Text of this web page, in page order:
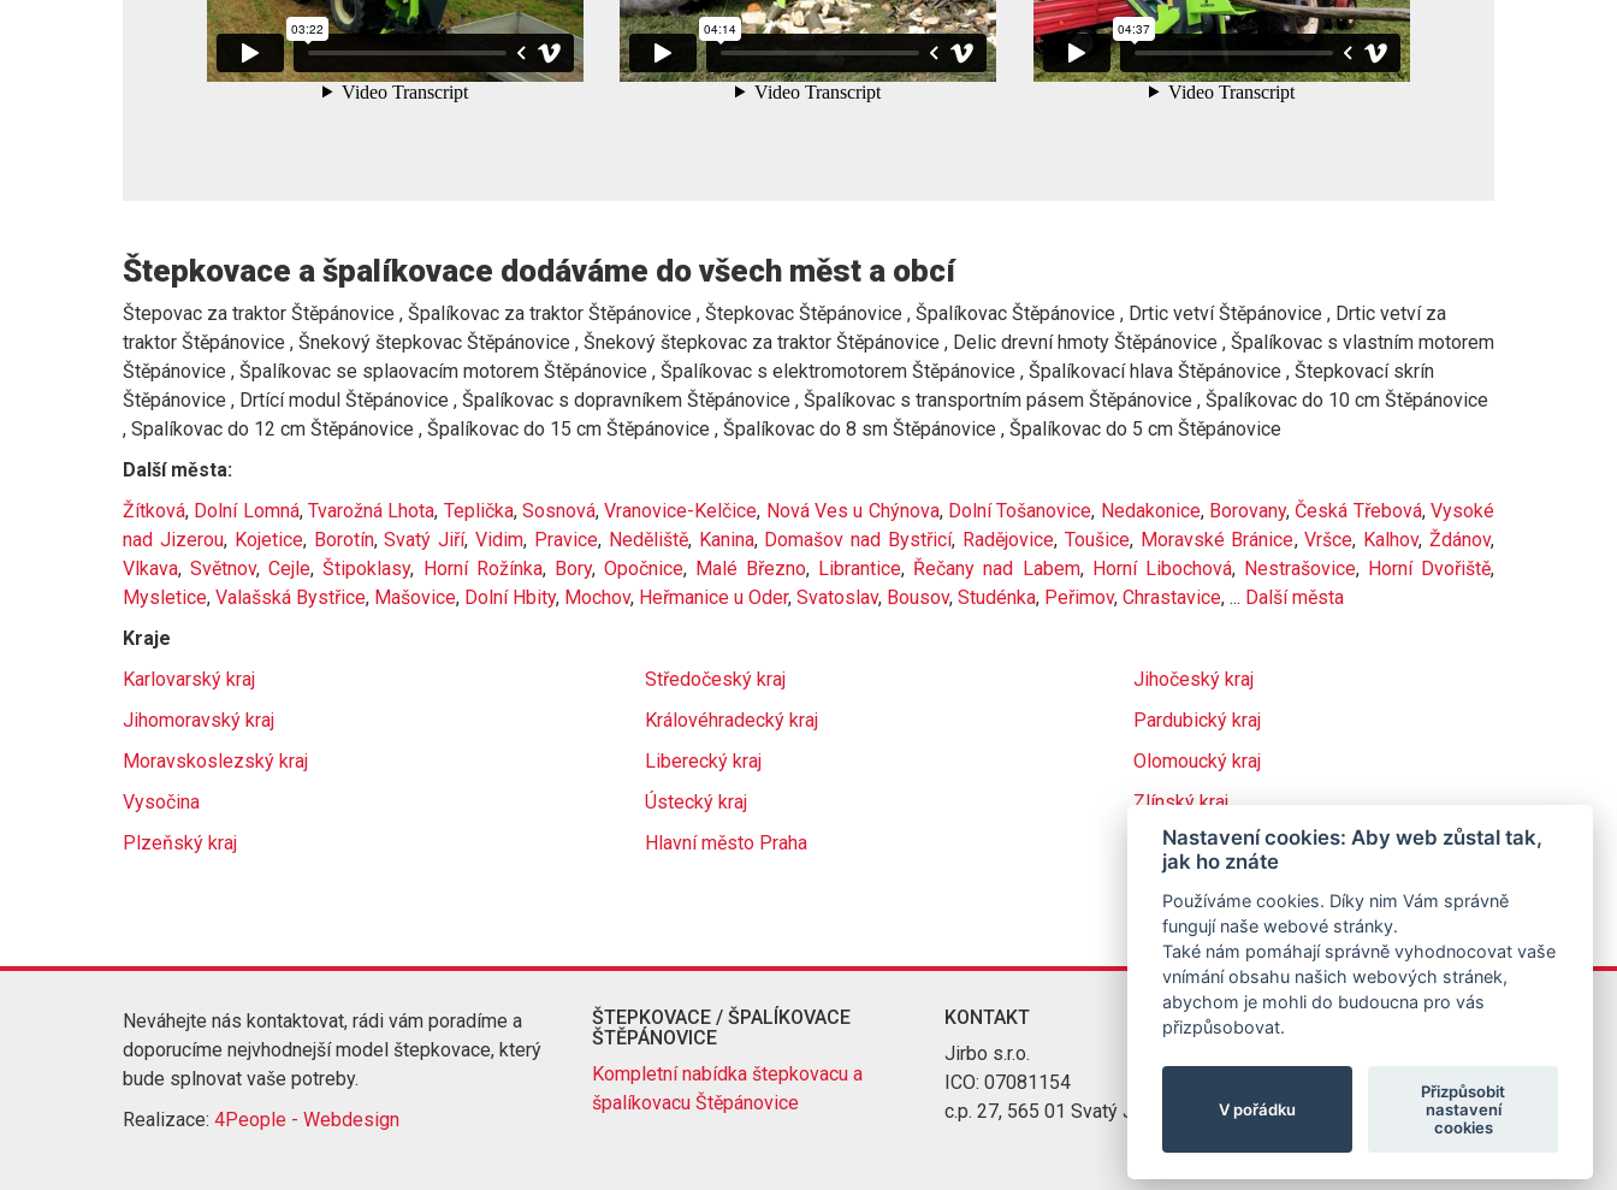
Štepkovace a špalíkovace dodáváme do všech měst a obcí
Štepovac za traktor Štěpánovice , Špalíkovac za traktor Štěpánovice , Štepkovac Štěpánovice , Špalíkovac Štěpánovice , Drtic vetví Štěpánovice , Drtic vetví za
traktor Štěpánovice , Šnekový štepkovac Štěpánovice , Šnekový štepkovac za traktor Štěpánovice , Delic drevní hmoty Štěpánovice , Špalíkovac s vlastním motorem
Štěpánovice , Špalíkovac se splaovacím motorem Štěpánovice , Špalíkovac s elektromotorem Štěpánovice , Špalíkovací hlava Štěpánovice , Štepkovací skrín
Štěpánovice , Drtící modul Štěpánovice , Špalíkovac s dopravníkem Štěpánovice , Špalíkovac s transportním pásem Štěpánovice , Špalíkovac do 10 cm Štěpánovice
, Spalíkovac do 12 cm Štěpánovice , Špalíkovac do 15 cm Štěpánovice , Špalíkovac do 8 sm Štěpánovice , Špalíkovac do 5 cm Štěpánovice
Další města:
Žítková, Dolní Lomná,Tvarožná Lhota, Teplička,Sosnová,Vranovice-Kelčice, Nová Ves u Chýnova, Dolní Tošanovice, Nedakonice, Borovany, Česká Třebová,Vysoké
nad Jizerou, Kojetice, Borotín,Svatý Jiří,Vidim, Pravice, Neděliště, Kanina, Domašov nad Bystřicí, Radějovice, Toušice, Moravské Bránice,Vršce, Kalhov,Ždánov,
Vlkava,Světnov,Cejle,Štipoklasy, Horní Rožínka, Bory, Opočnice, Malé Březno, Librantice, Řečany nad Labem, Horní Libochová, Nestrašovice, Horní Dvořiště,
Mysletice, Valašská Bystřice, Mašovice, Dolní Hbity, Mochov, Heřmanice u Oder, Svatoslav, Bousov, Studénka, Peřimov, Chrastavice, ... Další města
Kraje
Karlovarský kraj
Středočeský kraj
Jihočeský kraj
Jihomoravský kraj
Královéhradecký kraj
Pardubický kraj
Moravskoslezský kraj
Liberecký kraj
Olomoucký kraj
Vysočina
Ústecký kraj
Zlínský kraj
Plzeňský kraj
Hlavní město Praha
Neváhejte nás kontaktovat, rádi vám poradíme a
doporucíme nejvhodnejší model štepkovace, který
bude splnovat vaše potreby.
Realizace: 4People - Webdesign
ŠTEPKOVACE / ŠPALÍKOVACE
ŠTĚPÁNOVICE
Kompletní nabídka štepkovacu a
špalíkovacu Štěpánovice
KONTAKT
Jirbo s.r.o.
ICO: 07081154
c.p. 27, 565 01 Svatý Jirí
Nastavení cookies: Aby web zůstal tak,
jak ho znáte
Používáme cookies. Díky nim Vám správně
fungují naše webové stránky.
Také nám pomáhají správně vyhodnocovat vaše
vnímání obsahu našich webových stránek,
abychom je mohli do budoucna pro vás
přizpůsobovat.
V pořádku
Přizpůsobit
nastavení
cookies